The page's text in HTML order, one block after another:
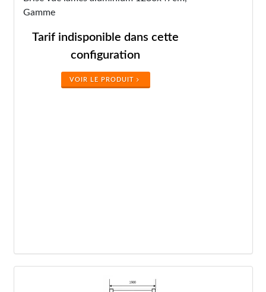
Gamme
Tarif indisponible dans cette
configuration
VOIR LE PRODUIT